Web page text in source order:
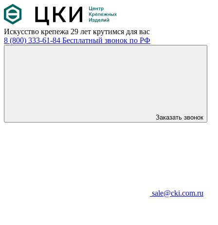
Искусство крепежа 29 лет крутимся для вас
8 (800) 333-61-84 Бесплатный звонок по РФ
Заказать звонок
sale@cki.com.ru